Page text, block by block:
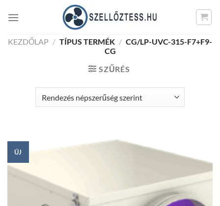
KEZDŐLAP / TÍPUS TERMÉK / CG/LP-UVC-315-F7+F9-
CG
SZŰRÉS
ÚJ